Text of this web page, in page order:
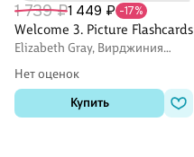
1 739 ₽1 449 ₽ -17%
Welcome 3. Picture Flashcards
Elizabeth Gray, Вирджиния
Нет оценок
Купить